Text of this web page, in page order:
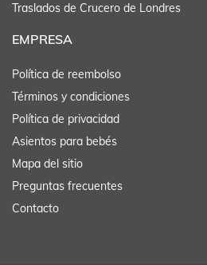
Traslados de Crucero de Londres
EMPRESA
Política de reembolso
Términos y condiciones
Política de privacidad
Asientos para bebés
Mapa del sitio
Preguntas frecuentes
Contacto